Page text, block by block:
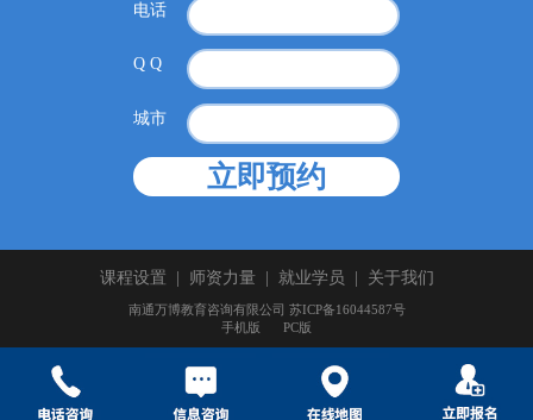
电话
Q Q
城市
课程设置 师资力量 就业学员 关于我们
南通万博教育咨询有限公司 苏ICP备16044587号
手机版
PC版